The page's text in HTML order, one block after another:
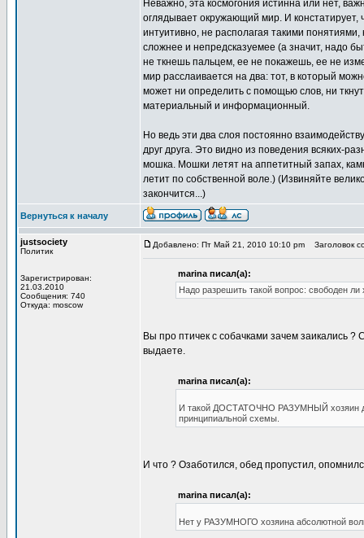
Неважно, эта космогония истинна или нет,
оглядывает окружающий мир. И констатирует,
интуитивно, не располагая такими понятиями,
сложнее и непредсказуемее (а значит, надо
не ткнешь пальцем, ее не покажешь, ее не
мир расслаивается на два: тот, в который
может ни определить с помощью слов, ни
материальный и информационный.
Но ведь эти два слоя постоянно
друг друга. Это видно из поведения всяких-
мошка. Мошки летят на аппетитный запах,
летит по собственной воле.) (Извиняйте
закончится...)
Вернуться к началу
justsociety
Политик
Зарегистрирован:
21.03.2010
Сообщения: 740
Откуда: moscow
Добавлено: Пт Май 21, 2010 10:10 pm Заголовок
marina писал(а):
Надо разрешить такой вопрос: свободен
Вы про птичек с собачками зачем заикались
выдаете.
marina писал(а):
И такой ДОСТАТОЧНО РАЗУМНЫЙ хозяин
принципиальной схемы.
И что ? Озаботился, обед пропустил,
marina писал(а):
Нет у РАЗУМНОГО хозяина абсолютной